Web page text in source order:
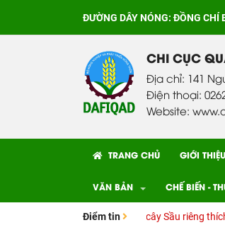
ĐƯỜNG DÂY NÓNG:ĐỒNG CHÍ
CHI CỤC
Địa chỉ: 141
Điện thoại:
Website:
TRANG CHỦ GIỚI THIỆU
VĂN BẢN CHẾ BIẾN -
Điểm tin
dẫn kỹ thuật Canh tác cây Sầu riêng thích ứng với